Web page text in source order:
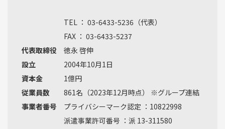
TEL ： 03-6433-5236（代表）
FAX ： 03-6433-5237
代表取締役 徳永 啓伸
設立 2004年10月1日
資本金 1億円
従業員数 861名（2023年12月時点） ※グループ連結
事業者番号 プライバシーマーク認定 ：10822998
派遣事業許可番号 ：派 13-311580